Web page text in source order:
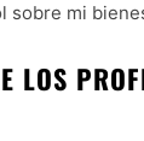
sobre mi
LOS